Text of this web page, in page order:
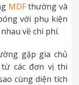
MDFthường và
với phụ kiện
về chi phí.
gặp gia chủ
các đơn vị thi
cùng diện tích